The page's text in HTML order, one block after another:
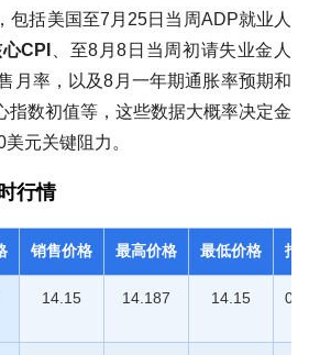
包括美国至7月25日当周ADP就业人
CPI
、至8月8日当周初请失业金人
月率，以及8月一年期通胀率预期和
指数初值等，这些数据大概率决定金
元关键阻力。
行情
销售价格 最高价格 最低价格 报
14.15 14.187 14.15